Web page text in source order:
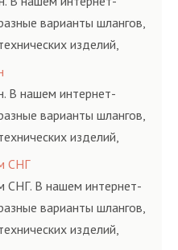
варианты шлангов,
изделий,
техническим условиям
В нашем интернет-
варианты шлангов,
изделий,
техническим условиям
СНГ
СНГ. В нашем интернет-
варианты шлангов,
изделий,